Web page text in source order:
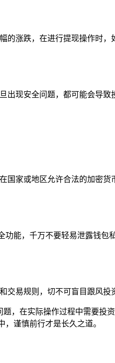
涨跌，在进行提现操作时
现安全问题，都可能会导
家或地区允许合法的加密
能，千万不要轻易泄露钱
易规则，切不可盲目跟风投
，在实际操作过程中需要投
谨慎前行才是长久之道。